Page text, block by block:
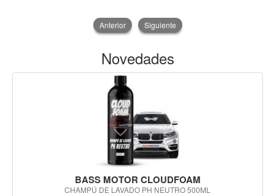
Anterior Siguiente
Novedades
BASS MOTOR CLOUDFOAM
CHAMPÚ DE LAVADO PH NEUTRO 500ML